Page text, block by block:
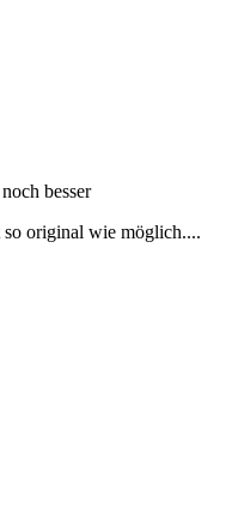
besser
original wie möglich....